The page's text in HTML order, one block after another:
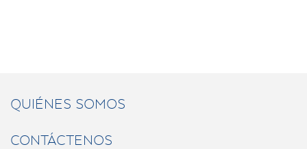
QUIÉNES SOMOS
CONTÁCTENOS